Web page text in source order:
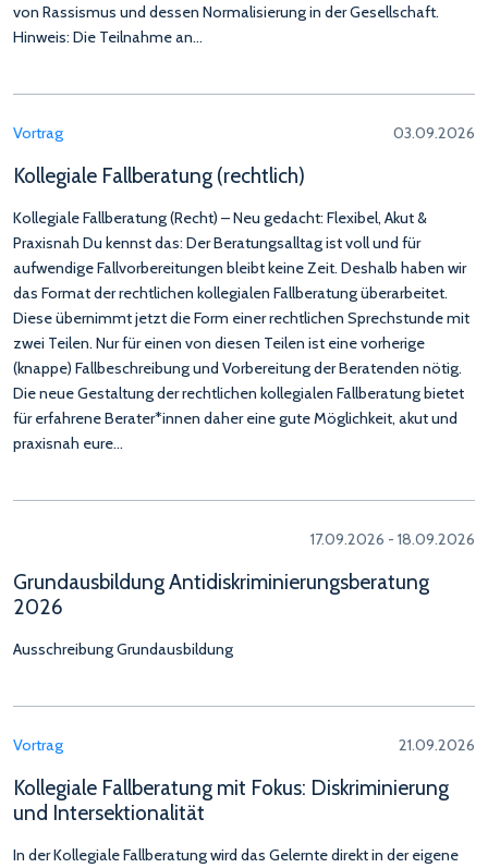
von Rassismus und dessen Normalisierung in der Gesellschaft.
Hinweis: Die Teilnahme an…
Vortrag 03.09.2026
Kollegiale Fallberatung (rechtlich)
Kollegiale Fallberatung (Recht) – Neu gedacht: Flexibel, Akut &
Praxisnah Du kennst das: Der Beratungsalltag ist voll und für
aufwendige Fallvorbereitungen bleibt keine Zeit. Deshalb haben wir
das Format der rechtlichen kollegialen Fallberatung überarbeitet.
Diese übernimmt jetzt die Form einer rechtlichen Sprechstunde mit
zwei Teilen. Nur für einen von diesen Teilen ist eine vorherige
(knappe) Fallbeschreibung und Vorbereitung der Beratenden nötig.
Die neue Gestaltung der rechtlichen kollegialen Fallberatung bietet
für erfahrene Berater*innen daher eine gute Möglichkeit, akut und
praxisnah eure…
17.09.2026 - 18.09.2026
Grundausbildung Antidiskriminierungsberatung
2026
Ausschreibung Grundausbildung
Vortrag 21.09.2026
Kollegiale Fallberatung mit Fokus: Diskriminierung
und Intersektionalität
In der Kollegiale Fallberatung wird das Gelernte direkt in der eigene